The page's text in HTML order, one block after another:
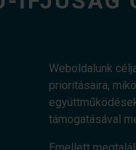
Weboldalunk
prioritásaira,
támogatásával